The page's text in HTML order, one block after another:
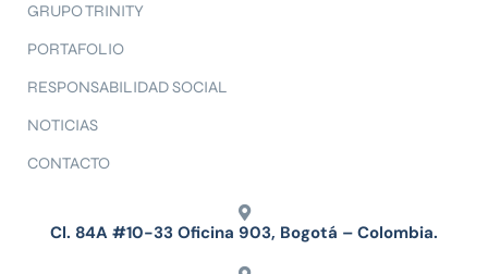
GRUPO TRINITY
PORTAFOLIO
RESPONSABILIDAD SOCIAL
NOTICIAS
CONTACTO
Cl. 84A #10-33 Oficina 903, Bogotá – Colombia.